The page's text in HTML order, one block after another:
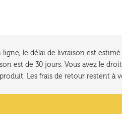
le délai de livraison est
est de 30 jours. Vous avez le
Les frais de retour restent à